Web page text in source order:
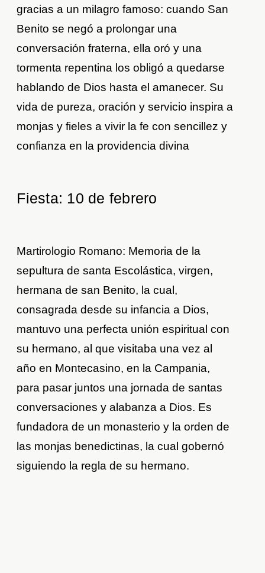
gracias a un milagro famoso: cuando San
Benito se negó a prolongar una
conversación fraterna, ella oró y una
tormenta repentina los obligó a quedarse
hablando de Dios hasta el amanecer. Su
vida de pureza, oración y servicio inspira a
monjas y fieles a vivir la fe con sencillez y
confianza en la providencia divina
Fiesta: 10 de febrero
Martirologio Romano: Memoria de la
sepultura de santa Escolástica, virgen,
hermana de san Benito, la cual,
consagrada desde su infancia a Dios,
mantuvo una perfecta unión espiritual con
su hermano, al que visitaba una vez al
año en Montecasino, en la Campania,
para pasar juntos una jornada de santas
conversaciones y alabanza a Dios. Es
fundadora de un monasterio y la orden de
las monjas benedictinas, la cual gobernó
siguiendo la regla de su hermano.